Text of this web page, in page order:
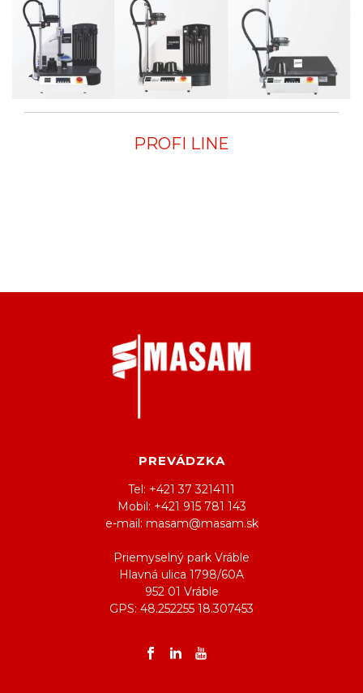
PROFI LINE
PREVÁDZKA
Tel: +421 37 3214111
Mobil: +421 915 781 143
e-mail: masam@masam.sk
Priemyselný park Vráble
Hlavná ulica 1798/60A
952 01 Vráble
GPS: 48.252255 18.307453